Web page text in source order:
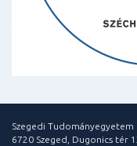
Szegedi Tudományegyetem
6720 Szeged, Dugonics tér